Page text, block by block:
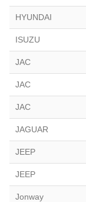
HYUNDAI
ISUZU
JAC
JAC
JAC
JAGUAR
JEEP
JEEP
Jonway